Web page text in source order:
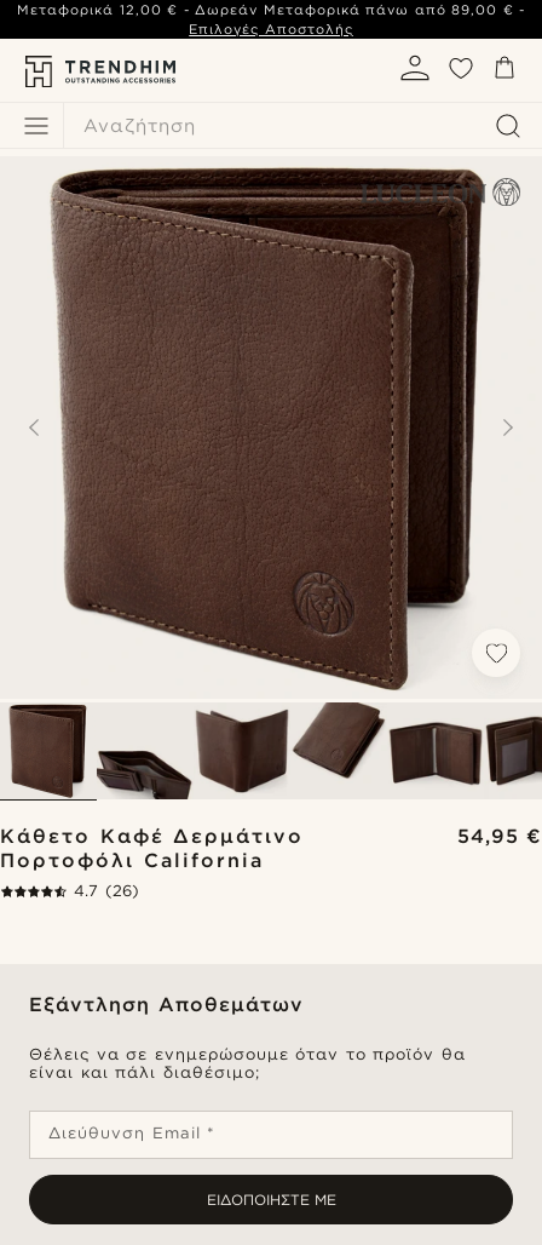
Αναζήτηση
Μεταφορικά 12,00 € - Δωρεάν Μεταφορικά πάνω από 89,00 € -
Επιλογές Αποστολής
Κάθετο Καφέ Δερμάτινο
Πορτοφόλι California
54,95 €
4.7 (26)
Εξάντληση Αποθεμάτων
Θέλεις να σε ενημερώσουμε όταν το προϊόν θα
είναι και πάλι διαθέσιμο;
Διεύθυνση Email *
ΕΙΔΟΠΟΙΉΣΤΕ ΜΕ